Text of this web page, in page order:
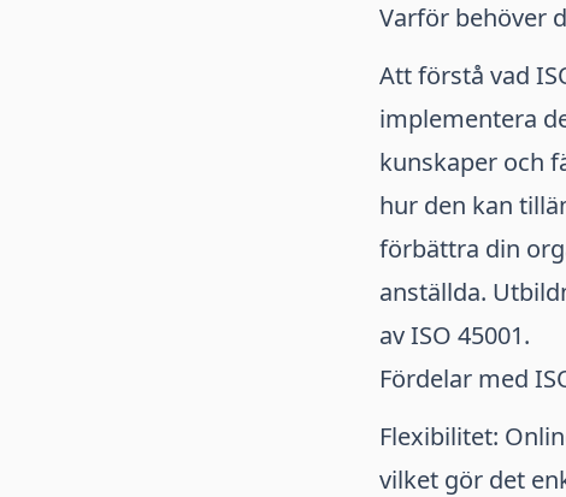
Varför behöver
Att förstå vad
implementera
kunskaper och
hur den kan
förbättra din
anställda.
av ISO 45001.
Fördelar med
Flexibilitet:
vilket gör det